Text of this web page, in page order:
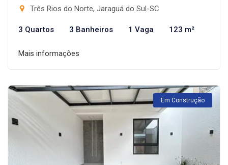
Três Rios do Norte, Jaraguá do Sul-SC
3 Quartos 3 Banheiros 1 Vaga 123 m²
Mais informações
Em Construção